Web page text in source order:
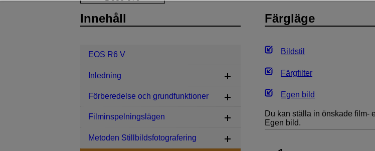
Färgläge
Bildstil
Färgfilter
Egen bild
Du kan ställa in önskade film-
Egen bild.
Innehåll
EOS R6 V
Inledning
Förberedelse och grundfunktioner
Filminspelningslägen
Metoden Stillbildsfotografering